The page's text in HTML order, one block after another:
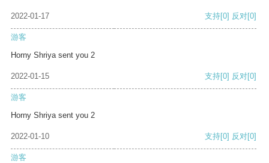
2022-01-17 支持[0] 反对[0]
游客
Horny Shriya sent you 2
2022-01-15 支持[0] 反对[0]
游客
Horny Shriya sent you 2
2022-01-10 支持[0] 反对[0]
游客